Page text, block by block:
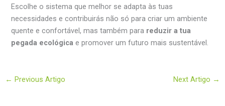
Escolhe o sistema que melhor se adapta às tuas
necessidades e contribuirás não só para criar um ambiente
quente e confortável, mas também para reduzir a tua
pegada ecológica e promover um futuro mais sustentável.
← Previous Artigo Next Artigo →